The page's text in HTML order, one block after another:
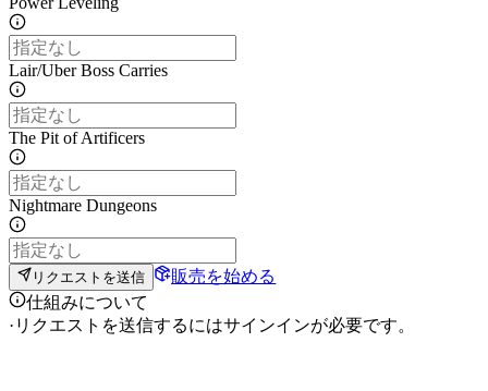
Lair/Uber Boss Carries
The Pit of Artificers
Nightmare Dungeons
リクエストを送信
販売を始める
仕組みについて
· リクエストを送信するにはサインインが必要です。